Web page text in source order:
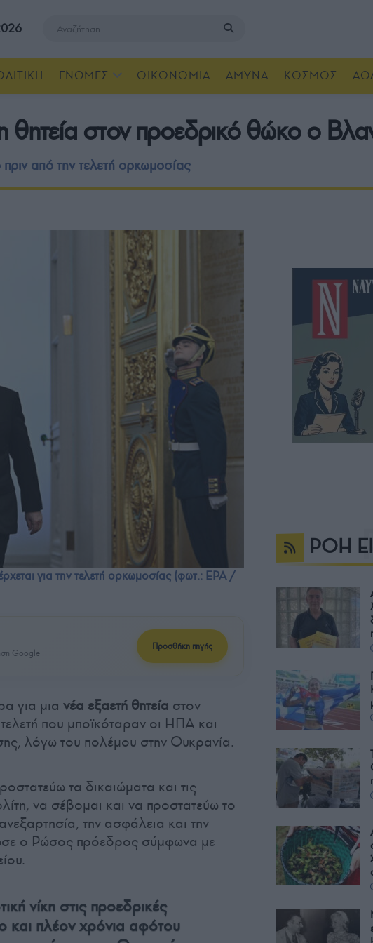
ΓΝΩΜΕΣ ΟΙΚΟΝΟΜΙΑ ΑΜΥΝΑ ΚΟΣΜΟΣ
στον προεδρικό θώκο ο
από την τελετή ορκωμοσίας
για την τελετή ορκωμοσίας (φωτ.: EPA /
Google
Προσθήκη πηγής
για μια νέα εξαετή θητεία στον
που μποϊκόταραν οι ΗΠΑ και
λόγω του πολέμου στην Ουκρανία.
τα δικαιώματα και τις
να σέβομαι και να προστατεύω το
την ασφάλεια και την
ο Ρώσος πρόεδρος σύμφωνα με
νίκη στις προεδρικές
και πλέον χρόνια αφότου
ΡΟΗ